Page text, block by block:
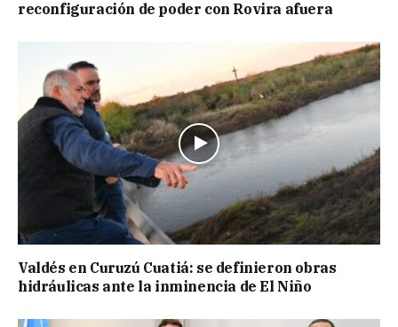
reconfiguración de poder con Rovira afuera
Valdés en Curuzú Cuatiá: se definieron obras
hidráulicas ante la inminencia de El Niño